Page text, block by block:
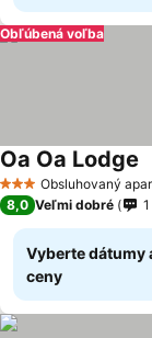
Obľúbená voľba
3 Počet hviezdičiek
Obsluhovaný
Oa Oa Lodge
8,0 Veľmi dobré
Vyberte dátumy
ceny